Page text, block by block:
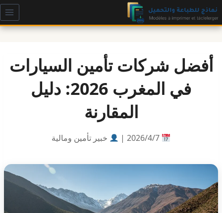
التجاوز
إلى
المحتوى
أفضل شركات تأمين السيارات
في المغرب 2026: دليل
المقارنة
خبير تأمين ومالية